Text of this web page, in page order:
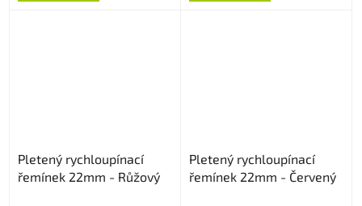
Pletený rychloupínací
řemínek 22mm - Růžový
Pletený rychloupínací
řemínek 22mm - Červený